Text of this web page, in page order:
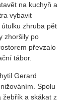
na kuchyň a
vybavit
zhruba pět
zhoršily po
převzalo
tábor.
Gerard
Spolu
žebřík a skákat z